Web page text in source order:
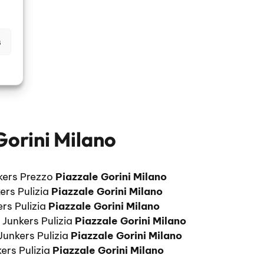
Milano
Prezzo Piazzale Gorini Milano
Pulizia Piazzale Gorini Milano
Pulizia Piazzale Gorini Milano
Pulizia Piazzale Gorini Milano
Pulizia Piazzale Gorini Milano
Pulizia Piazzale Gorini Milano